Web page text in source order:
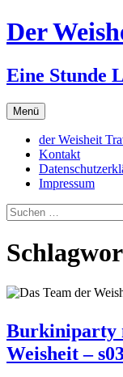
Zum
Inhalt
Der
Eine Stunde
Menü
der Weisheit
Kontakt
Impressum
Suchen
nach:
Burkiniparty
Weisheit –